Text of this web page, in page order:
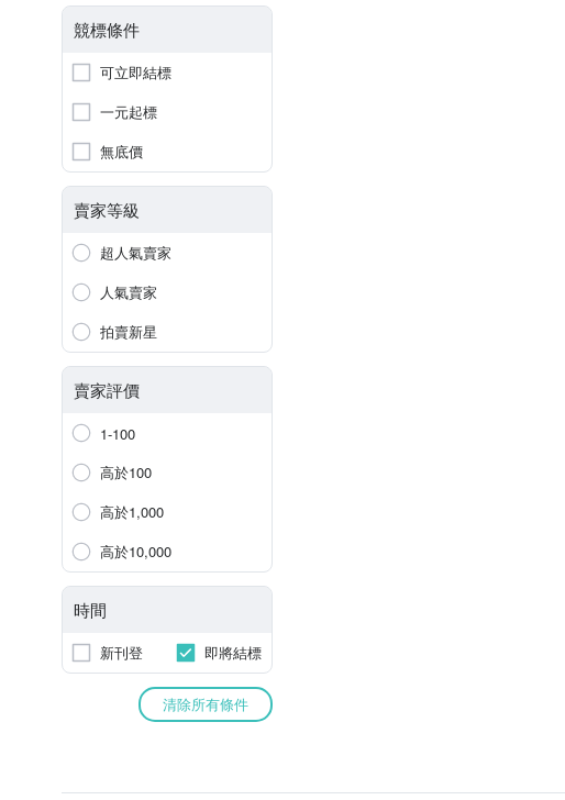
競標條件
可立即結標
一元起標
無底價
賣家等級
超人氣賣家
人氣賣家
拍賣新星
賣家評價
1-100
高於100
高於1,000
高於10,000
時間
新刊登 即將結標
清除所有條件